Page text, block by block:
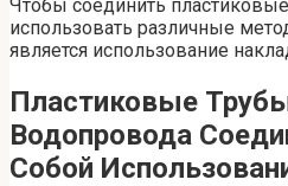
Чтобы соединить
использовать различные
является использование
Пластиковые
Водопровода
Собой